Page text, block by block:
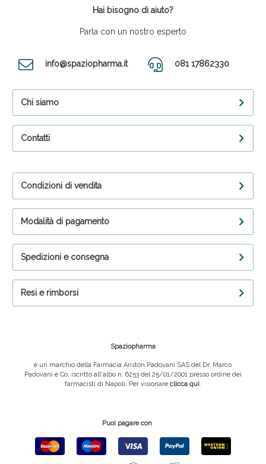
Hai bisogno di aiuto?
Parla con un nostro esperto
info@spaziopharma.it 081 17862330
Chi siamo
Contatti
Condizioni di vendita
Modalità di pagamento
Spedizioni e consegna
Resi e rimborsi
Spaziopharma
è un marchio della Farmacia Ariston Padovani SAS del Dr. Marco
Padovani e Co, iscritto all'albo n. 6253 del 25/01/2001 presso ordine dei
farmacisti di Napoli. Per visionare clicca qui.
Puoi pagare con